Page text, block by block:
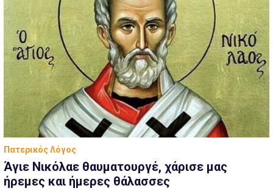
Πατερικός Λόγος
Άγιε Νικόλαε θαυματουργέ, χάρισε μας
ήρεμες και ήμερες θάλασσες